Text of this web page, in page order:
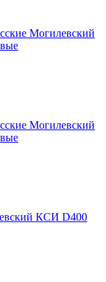
Могилевский
Могилевский
КСИ D400